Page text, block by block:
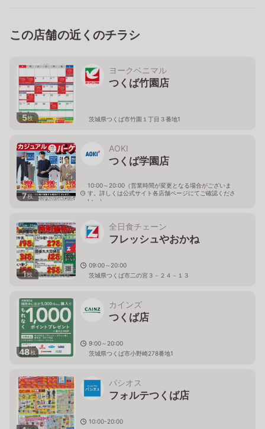
この店舗の近くのチラシ
5枚
ヨークベニマル
つくば竹園店
茨城県つくば市竹園１丁目３番地1
7枚
AOKI
つくば学園店
10:00～20:00（営業時間が変更となる場合がございま
す。詳しくは公式サイト各店舗ページにてご確認くださ
い。）
1枚
全日食チェーン
フレッシュやおかね
09:00～20:00
茨城県つくば市二の宮３－２４－１３
48枚
カインズ
つくば店
9:00～20:00
茨城県つくば市小野崎278番地1
パシオス
フォルテつくば店
10:00-20:00